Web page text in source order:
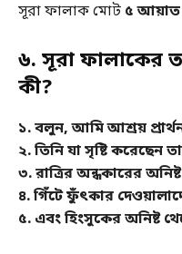
সূরা ফালাক মোট ৫ আয়াত
৬. সূরা ফালাকের
কী?
১. বলুন, আমি আশ্রয়
২. তিনি যা সৃষ্টি করেছেন
৩. রাত্রির অন্ধকারের
৪. গিঁটে ফুঁৎকার
৫. এবং হিংসুকের অনিষ্ট